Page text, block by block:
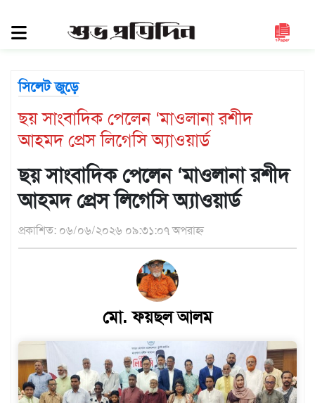
সিলেট
মৌলভীবাজার
হবিগঞ্জ
জাতীয়
রাজনীতি
দেশজুড়ে
আন্তর্জাতিক
বিনোদন
এক্সক্লুসিভ
সিলেট জুড়ে
ছয় সাংবাদিক পেলেন ‘মাওলানা রশীদ
আহমদ প্রেস লিগেসি অ্যাওয়ার্ড
ছয় সাংবাদিক পেলেন ‘মাওলানা রশীদ
আহমদ প্রেস লিগেসি অ্যাওয়ার্ড
প্রকাশিত: ০৬/০৬/২০২৬ ০৯:৩১:০৭ অপরাহ্ন
মো. ফয়ছল আলম